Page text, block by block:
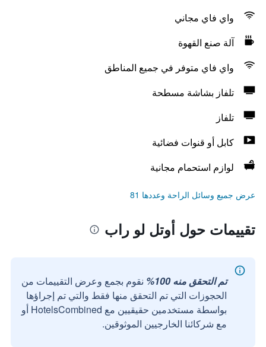
واي فاي مجاني
آلة صنع القهوة
واي فاي متوفر في جميع المناطق
تلفاز بشاشة مسطحة
تلفاز
كابل أو قنوات فضائية
لوازم استحمام مجانية
عرض جميع وسائل الراحة وعددها 81
تقييمات حول أوتل لو راب
تم التحقق منه 100%
نقوم بجمع وعرض التقييمات من
الحجوزات التي تم التحقق منها فقط والتي تم إجراؤها
بواسطة مستخدمين حقيقيين مع HotelsCombined أو
مع شركائنا الخارجيين الموثوقين.